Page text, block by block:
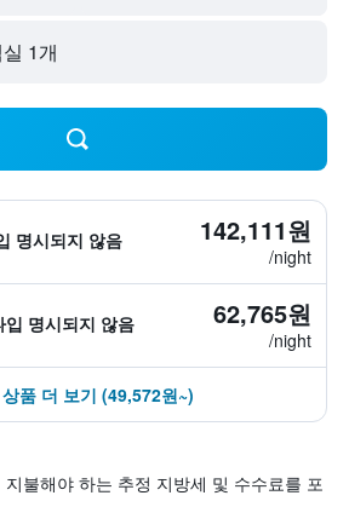
1개
명시되지 않음 142,111원
/night
명시되지 않음 62,765원
/night
품 더 보기 (49,572원~)
불해야 하는 추정 지방세 및 수수료를 포